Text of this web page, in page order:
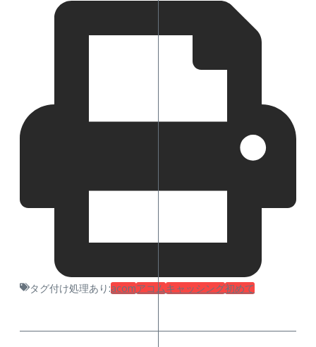
タグ付け処理あり:acomアコムキャッシング初めて